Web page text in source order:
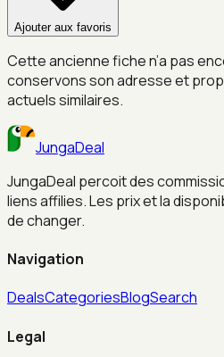
Ajouter aux favoris
Cette ancienne fiche n’a pas
conservons son adresse et
actuels similaires.
JungaDeal
JungaDeal percoit des
liens affilies. Les prix et la
de changer.
Navigation
DealsCategoriesBlogSearch
Legal